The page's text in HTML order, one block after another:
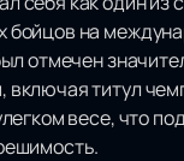
бойцов на
отмечен
включая титул
весе, что